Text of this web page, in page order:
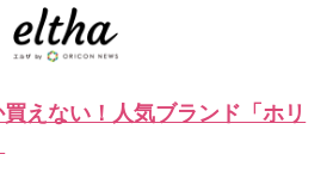
買えない！人気ブランド「ホリ